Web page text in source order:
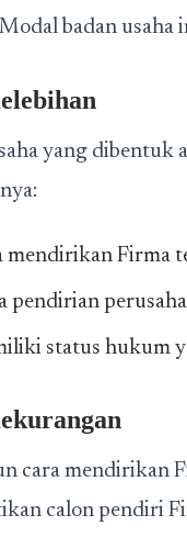
badan usaha
yang dibentuk
mendirikan Firma
pendirian
status hukum
cara mendirikan
calon pendiri